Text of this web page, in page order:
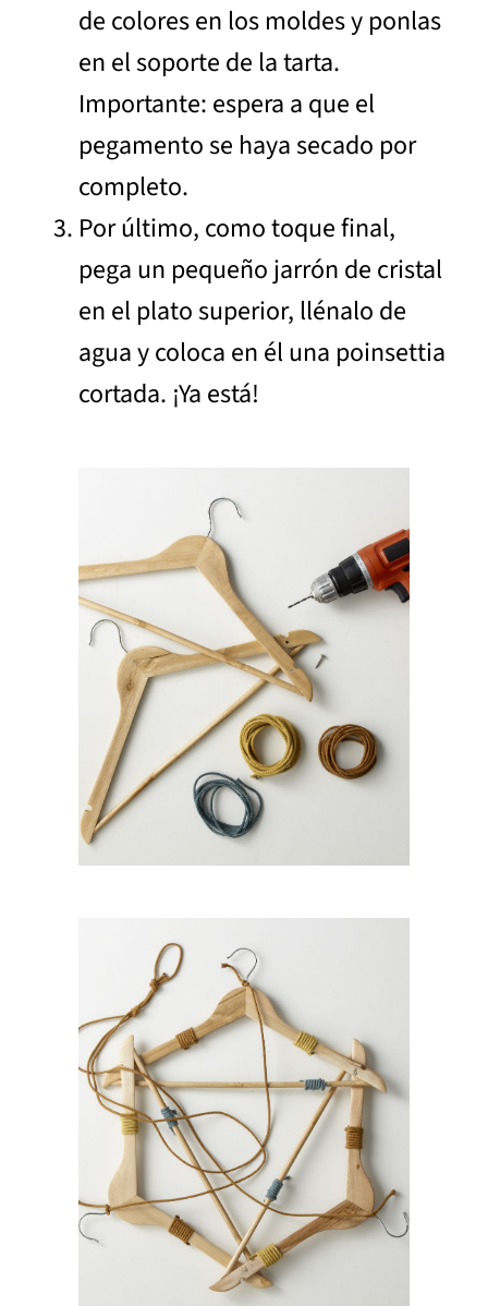
de colores en los moldes y ponlas
en el soporte de la tarta.
Importante: espera a que el
pegamento se haya secado por
completo.
Por último, como toque final,
pega un pequeño jarrón de cristal
en el plato superior, llénalo de
agua y coloca en él una poinsettia
cortada. ¡Ya está!